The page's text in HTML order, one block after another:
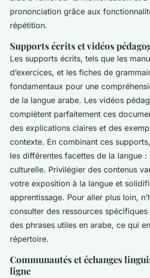
prononciation grâce aux
répétition.
Supports écrits et vidéos
Les supports écrits, tels que les
d’exercices, et les fiches de
fondamentaux pour une
de la langue arabe. Les vidéos
complètent parfaitement ces
des explications claires et des
contexte. En combinant ces
les différentes facettes de la langue
culturelle. Privilégier des contenus
votre exposition à la langue et
apprentissage. Pour aller plus loin,
consulter des ressources
des phrases utiles en arabe, ce qui
répertoire.
Communautés et échanges
ligne